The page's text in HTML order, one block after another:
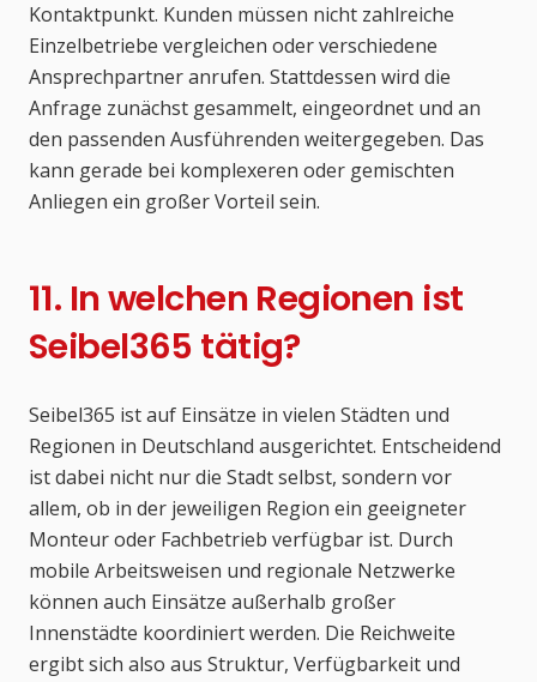
Kontaktpunkt. Kunden müssen nicht zahlreiche
Einzelbetriebe vergleichen oder verschiedene
Ansprechpartner anrufen. Stattdessen wird die
Anfrage zunächst gesammelt, eingeordnet und an
den passenden Ausführenden weitergegeben. Das
kann gerade bei komplexeren oder gemischten
Anliegen ein großer Vorteil sein.
11. In welchen Regionen ist
Seibel365 tätig?
Seibel365 ist auf Einsätze in vielen Städten und
Regionen in Deutschland ausgerichtet. Entscheidend
ist dabei nicht nur die Stadt selbst, sondern vor
allem, ob in der jeweiligen Region ein geeigneter
Monteur oder Fachbetrieb verfügbar ist. Durch
mobile Arbeitsweisen und regionale Netzwerke
können auch Einsätze außerhalb großer
Innenstädte koordiniert werden. Die Reichweite
ergibt sich also aus Struktur, Verfügbarkeit und